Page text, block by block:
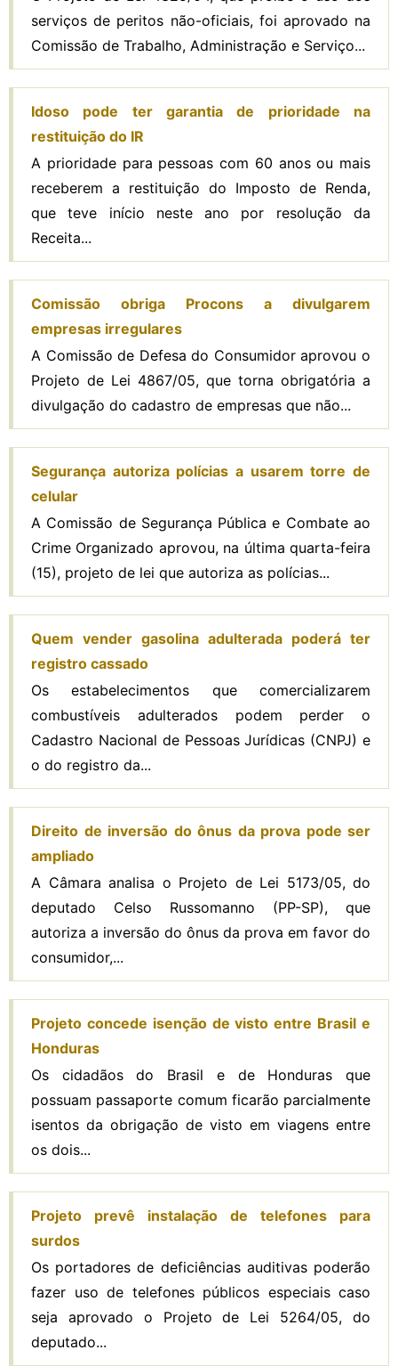
serviços de peritos não-oficiais, foi aprovado na
Comissão de Trabalho, Administração e Serviço...
Idoso pode ter garantia de prioridade na
restituição do IR
A prioridade para pessoas com 60 anos ou mais
receberem a restituição do Imposto de Renda,
que teve início neste ano por resolução da
Receita...
Comissão obriga Procons a divulgarem
empresas irregulares
A Comissão de Defesa do Consumidor aprovou o
Projeto de Lei 4867/05, que torna obrigatória a
divulgação do cadastro de empresas que não...
Segurança autoriza polícias a usarem torre de
celular
A Comissão de Segurança Pública e Combate ao
Crime Organizado aprovou, na última quarta-feira
(15), projeto de lei que autoriza as polícias...
Quem vender gasolina adulterada poderá ter
registro cassado
Os estabelecimentos que comercializarem
combustíveis adulterados podem perder o
Cadastro Nacional de Pessoas Jurídicas (CNPJ) e
o do registro da...
Direito de inversão do ônus da prova pode ser
ampliado
A Câmara analisa o Projeto de Lei 5173/05, do
deputado Celso Russomanno (PP-SP), que
autoriza a inversão do ônus da prova em favor do
consumidor,...
Projeto concede isenção de visto entre Brasil e
Honduras
Os cidadãos do Brasil e de Honduras que
possuam passaporte comum ficarão parcialmente
isentos da obrigação de visto em viagens entre
os dois...
Projeto prevê instalação de telefones para
surdos
Os portadores de deficiências auditivas poderão
fazer uso de telefones públicos especiais caso
seja aprovado o Projeto de Lei 5264/05, do
deputado...